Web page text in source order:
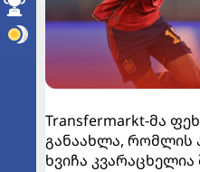
Transfermarkt-მა
განაახლა, რომლის
ხვიჩა კვარაცხელია